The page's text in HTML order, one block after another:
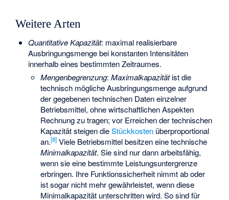
Weitere Arten
Quantitative Kapazität: maximal realisierbare
Ausbringungsmenge bei konstanten Intensitäten
innerhalb eines bestimmten Zeitraumes.
Mengenbegrenzung:Maximalkapazitätist die
technisch mögliche Ausbringungsmenge aufgrund
der gegebenen technischen Daten einzelner
Betriebsmittel, ohne wirtschaftlichen Aspekten
Rechnung zu tragen; vor Erreichen der technischen
Kapazität steigen dieStückkosten überproportional
an.[8] Viele Betriebsmittel besitzen eine technische
Minimalkapazität. Sie sind nur dann arbeitsfähig,
wenn sie eine bestimmte Leistungsuntergrenze
erbringen. Ihre Funktionssicherheit nimmt ab oder
ist sogar nicht mehr gewährleistet, wenn diese
Minimalkapazität unterschritten wird. So sind für